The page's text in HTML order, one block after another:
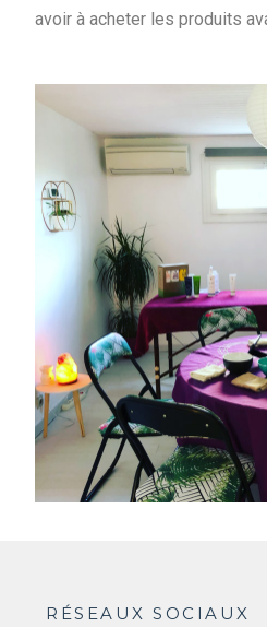
avoir à acheter les produits
RÉSEAUX SOCIAUX